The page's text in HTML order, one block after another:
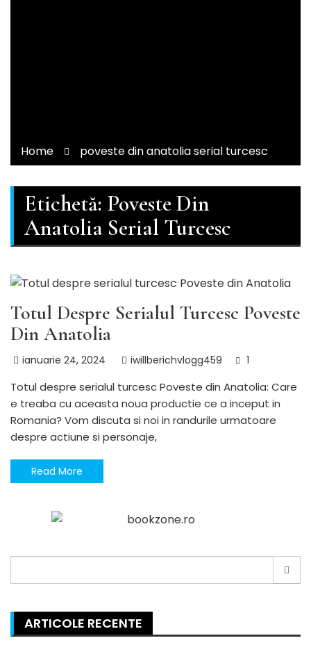
Home poveste din anatolia serial turcesc
Etichetă: Poveste Din
Anatolia Serial Turcesc
Totul Despre Serialul Turcesc Poveste
Din Anatolia
ianuarie 24, 2024 iwillberichvlogg459 1
Totul despre serialul turcesc Poveste din Anatolia: Care
e treaba cu aceasta noua productie ce a inceput in
Romania? Vom discuta si noi in randurile urmatoare
despre actiune si personaje,
Read More
for:
ARTICOLE RECENTE